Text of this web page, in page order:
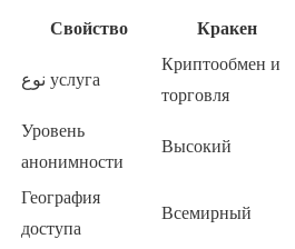
Свойство Кракен
نوع услуга
Криптообмен и
торговля
Уровень
анонимности
Высокий
География
доступа
Всемирный